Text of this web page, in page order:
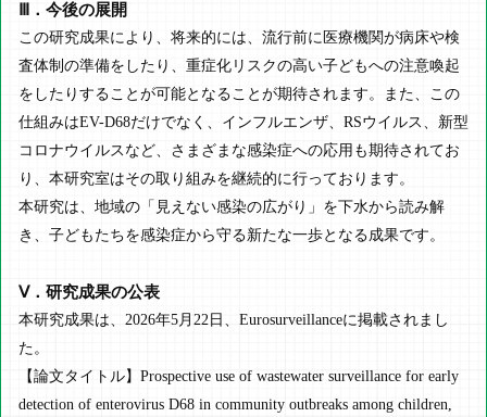
Ⅲ．今後の展開
この研究成果により、将来的には、流行前に医療機関が病床や検
査体制の準備をしたり、重症化リスクの高い子どもへの注意喚起
をしたりすることが可能となることが期待されます。また、この
仕組みはEV-D68だけでなく、インフルエンザ、RSウイルス、新型
コロナウイルスなど、さまざまな感染症への応用も期待されてお
り、本研究室はその取り組みを継続的に行っております。
本研究は、地域の「見えない感染の広がり」を下水から読み解
き、子どもたちを感染症から守る新たな一歩となる成果です。
Ⅴ．研究成果の公表
本研究成果は、2026年5月22日、Eurosurveillanceに掲載されまし
た。
【論文タイトル】Prospective use of wastewater surveillance for early
detection of enterovirus D68 in community outbreaks among children,